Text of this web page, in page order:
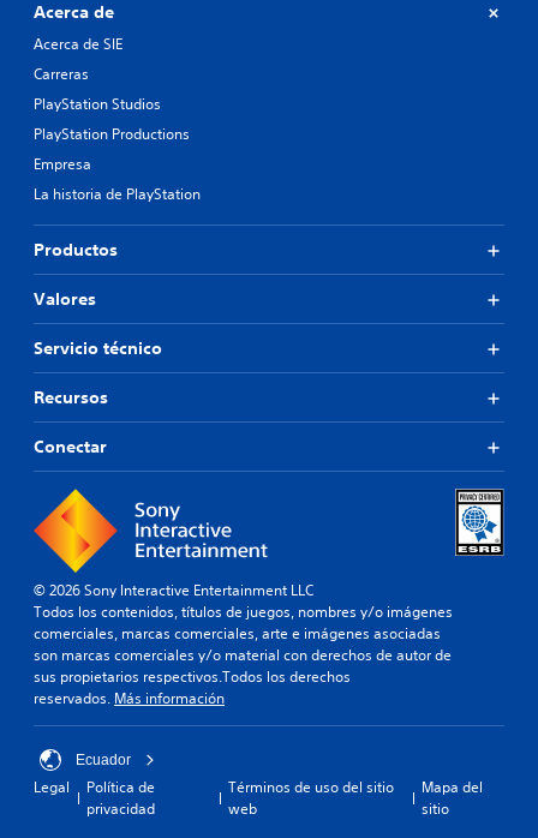
Acerca de
Acerca de SIE
Carreras
PlayStation Studios
PlayStation Productions
Empresa
La historia de PlayStation
Productos
Valores
Servicio técnico
Recursos
Conectar
© 2026 Sony Interactive Entertainment LLC
Todos los contenidos, títulos de juegos, nombres y/o imágenes
comerciales, marcas comerciales, arte e imágenes asociadas
son marcas comerciales y/o material con derechos de autor de
sus propietarios respectivos.Todos los derechos
reservados. Más información
Ecuador
Legal
Política de
privacidad
Términos de uso del sitio
web
Mapa del
sitio